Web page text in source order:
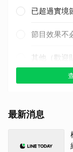
已超過實境
節目效果不
其他（歡迎
最新消息